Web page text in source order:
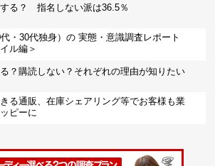
る？ 指名しない派は36.5％
・30代独身）の 実態・意識調査レポート
ル編＞
？購読しない？それぞれの理由が知りたい
る通販、在庫シェアリング等でお客様も業
ピーに